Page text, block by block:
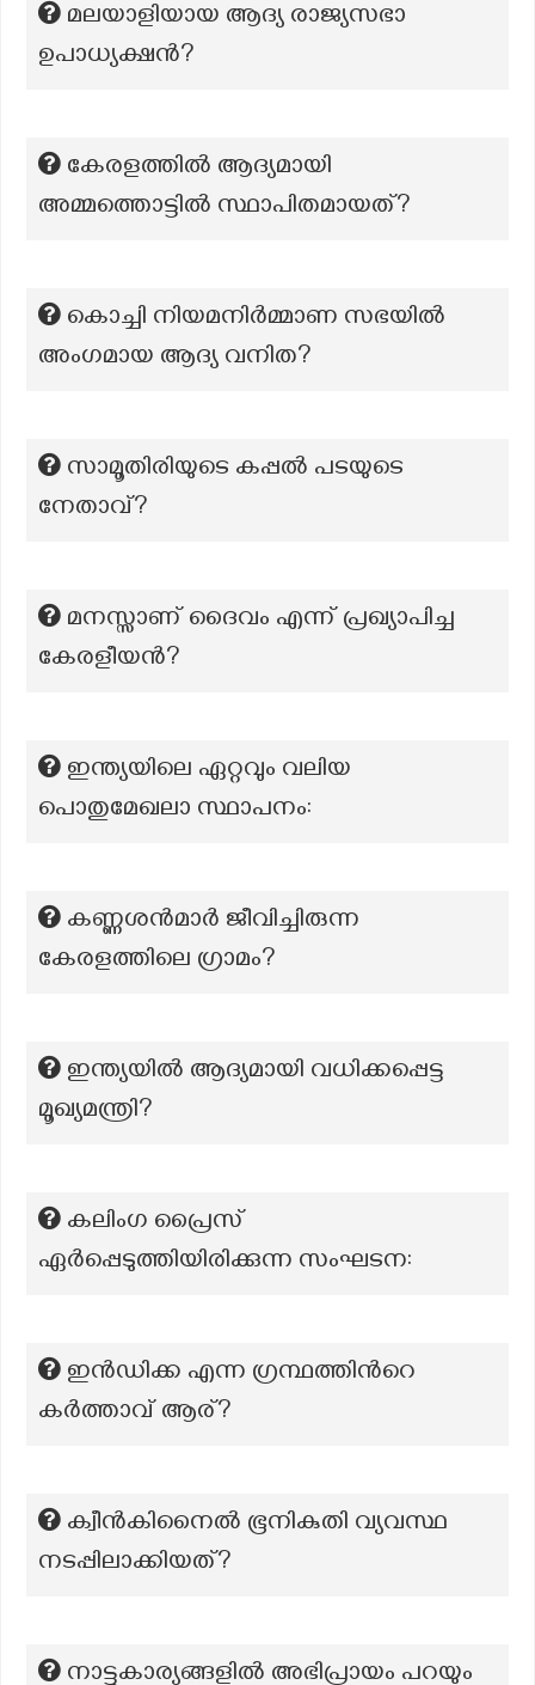
മലയാളിയായ ആദ്യ രാജ്യസഭാ
ഉപാധ്യക്ഷന്‍?
കേരളത്തില്‍ ആദ്യമായി
അമ്മത്തൊട്ടില്‍ സ്ഥാപിതമായത്?
കൊച്ചി നിയമനിർമ്മാണ സഭയിൽ
അംഗമായ ആദ്യ വനിത?
സാമൂതിരിയുടെ കപ്പൽ പടയുടെ
നേതാവ്?
മനസ്സാണ് ദൈവം എന്ന് പ്രഖ്യാപിച്ച
കേരളീയൻ?
ഇന്ത്യയിലെ ഏറ്റവും വലിയ
പൊതുമേഖലാ സ്ഥാപനം:
കണ്ണശൻമാർ ജീവിച്ചിരുന്ന
കേരളത്തിലെ ഗ്രാമം?
ഇന്ത്യയിൽ ആദ്യമായി വധിക്കപ്പെട്ട
മൂഖ്യമന്ത്രി?
കലിംഗ പ്രൈസ്
ഏർപ്പെടുത്തിയിരിക്കുന്ന സംഘടന:
ഇൻഡിക്ക എന്ന ഗ്രന്ഥത്തിൻറെ
കർത്താവ് ആര്?
ക്വീൻകിനൈൽ ഭൂനികുതി വ്യവസ്ഥ
നടപ്പിലാക്കിയത്?
നാട്ടുകാര്യങ്ങളിൽ അഭിപ്രായം പറയും